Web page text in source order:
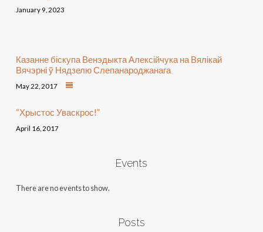
January 9, 2023
Казанне біскупа Венэдыкта Алексійчука на Вялікай
Вячэрні ў Нядзелю Слепанароджанага
May 22, 2017
“Хрыстос Уваскрос!”
April 16, 2017
Events
There are no events to show.
Posts